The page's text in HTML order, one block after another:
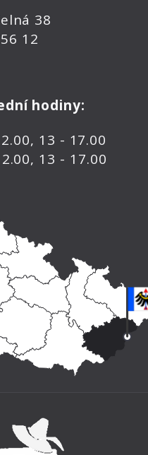
38
12
hodiny:
13 - 17.00
13 - 17.00